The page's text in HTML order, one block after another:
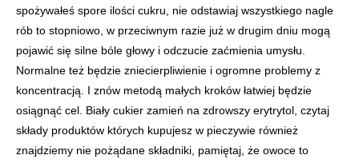
spożywałeś spore ilości cukru, nie odstawiaj wszystkiego nagle
rób to stopniowo, w przeciwnym razie już w drugim dniu mogą
pojawić się silne bóle głowy i odczucie zaćmienia umysłu.
Normalne też będzie zniecierpliwienie i ogromne problemy z
koncentracją. I znów metodą małych kroków łatwiej będzie
osiągnąć cel. Biały cukier zamień na zdrowszy erytrytol, czytaj
składy produktów których kupujesz w pieczywie również
znajdziemy nie pożądane składniki, pamiętaj, że owoce to